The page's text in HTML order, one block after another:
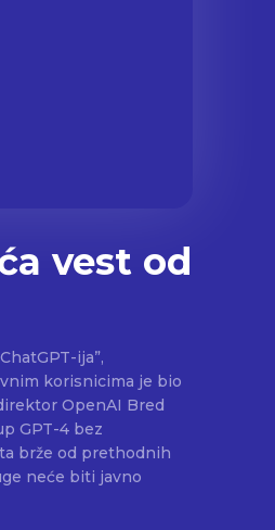
vest od
ija”,
OpenAI Bred
brže od prethodnih
neće biti javno